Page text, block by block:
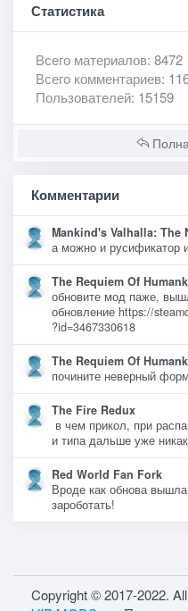
Статистика
Всего материалов: 8472
Всего комментариев:
Пользователей: 15159
Комментарии
Mankind's Valhalla: The
а можно и русификатор
The Requiem Of
обновите мод паже,
обновление https://
?id=3467330618
The Requiem Of
почините неверный
The Fire Redux
в чем прикол, при
и типа дальше уже никак
Red World Fan Fork
Вроде как обнова
зароботать!
Copyright © 2017-2022.